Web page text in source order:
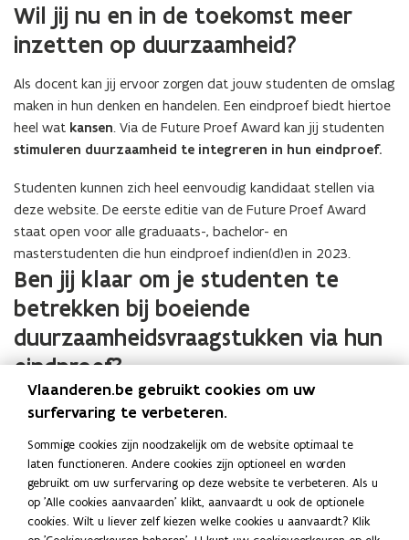
Ben
docent?
Wil jij nu en in de toekomst meer
inzetten op duurzaamheid?
Als docent kan jij ervoor zorgen dat jouw studenten de omslag
maken in hun denken en handelen. Een eindproef biedt hiertoe
heel wat kansen. Via de Future Proef Award kan jij studenten
stimuleren duurzaamheid te integreren in hun eindproef.
Studenten kunnen zich heel eenvoudig kandidaat stellen via
deze website. De eerste editie van de Future Proef Award
staat open voor alle graduaats-, bachelor- en
masterstudenten die hun eindproef indien(d)en in 2023.
Ben jij klaar om je studenten te
betrekken bij boeiende
duurzaamheidsvraagstukken via hun
eindproef?
Om je teondersteunenin het begeleiden van eindproeven
‘Lesgeven voor en over duurzaamheid’
aan. Hou ook de
website van Duurzaam Educatiepunt in het oog voor nieuwe
initiatieven of abonneer je op
de Omslag.
(
o
Je kan ook
gebruik maken vandeze inspiratiepaginavoor bijkomende
Vlaanderen.be gebruikt cookies om uw
surfervaring te verbeteren.
Sommige cookies zijn noodzakelijk om de website optimaal te
laten functioneren. Andere cookies zijn optioneel en worden
gebruikt om uw surfervaring op deze website te verbeteren. Als u
op 'Alle cookies aanvaarden' klikt, aanvaardt u ook de optionele
cookies. Wilt u liever zelf kiezen welke cookies u aanvaardt? Klik